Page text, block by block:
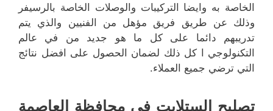
الخاصة به وايضا التركيبات والوصلات الخاصة بالرسيفر
وذلك عن طريق فريق مؤهل من الفنيين والذي يتم
تدريبهم دائما على كل ما هو جديد من في عالم
التكنولوجي ا كل ذلك لضمان الحصول على افضل نتائج
التي ترضي جميع العملاء.
تصليح الستلايت في محافظة العاصمة